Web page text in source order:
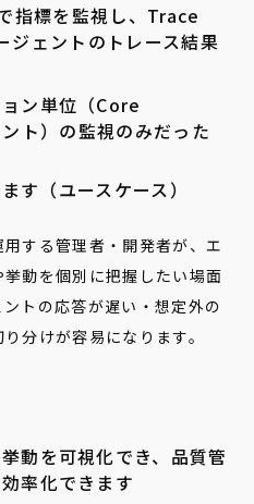
標を監視し、Trace
ェントのトレース結果
ン単位（Core
ト）の監視のみだった
す（ユースケース）
する管理者・開発者が、エ
動を個別に把握したい場面
トの応答が遅い・想定外の
分けが容易になります。
動を可視化でき、品質管
率化できます